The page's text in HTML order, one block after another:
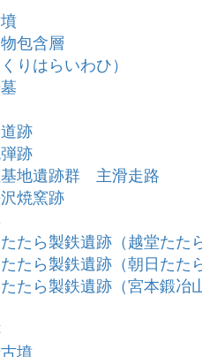
包含層
りはらいわひ）
跡
跡
地遺跡群 主滑走路
焼窯跡
たら製鉄遺跡（越堂たた
たら製鉄遺跡（朝日たた
たら製鉄遺跡（宮本鍛冶
墳